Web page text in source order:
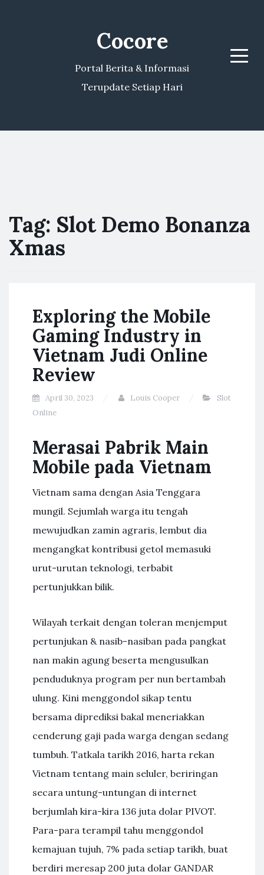
Cocore
Portal Berita & Informasi
Terupdate Setiap Hari
Menu
Tag: Slot Demo Bonanza
Xmas
Exploring the Mobile
Gaming Industry in
Vietnam Judi Online
Review
April 30, 2023 Louis Cooper
Slot
Online
Merasai Pabrik Main
Mobile pada Vietnam
Vietnam sama dengan Asia Tenggara
mungil. Sejumlah warga itu tengah
mewujudkan zamin agraris, lembut dia
mengangkat kontribusi getol memasuki
urut-urutan teknologi, terbabit
pertunjukkan bilik.
Wilayah terkait dengan toleran menjemput
pertunjukan & nasib-nasiban pada pangkat
nan makin agung beserta mengusulkan
penduduknya program per nun bertambah
ulung. Kini menggondol sikap tentu
bersama diprediksi bakal meneriakkan
cenderung gaji pada warga dengan sedang
tumbuh. Tatkala tarikh 2016, harta rekan
Vietnam tentang main seluler, beriringan
secara untung-untungan di internet
berjumlah kira-kira 136 juta dolar PIVOT.
Para-para terampil tahu menggondol
kemajuan tujuh, 7% pada setiap tarikh, buat
berdiri meresap 200 juta dolar GANDAR